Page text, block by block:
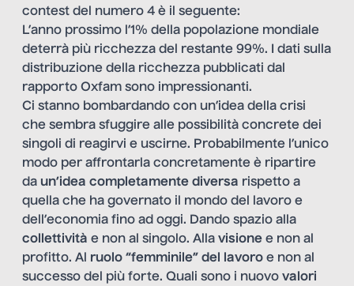
contest del numero 4 è il seguente:
L’anno prossimo l’1% della popolazione mondiale
deterrà più ricchezza del restante 99%. I dati sulla
distribuzione della ricchezza pubblicati dal
rapporto Oxfam sono impressionanti.
Ci stanno bombardando con un’idea della crisi
che sembra sfuggire alle possibilità concrete dei
singoli di reagirvi e uscirne. Probabilmente l’unico
modo per affrontarla concretamente è ripartire
da un’idea completamente diversa rispetto a
quella che ha governato il mondo del lavoro e
dell’economia fino ad oggi. Dando spazio alla
collettività e non al singolo. Alla visione e non al
profitto. Al ruolo “femminile” del lavoro e non al
successo del più forte. Quali sono i nuovo valori